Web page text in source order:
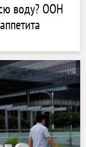
воду? ООН